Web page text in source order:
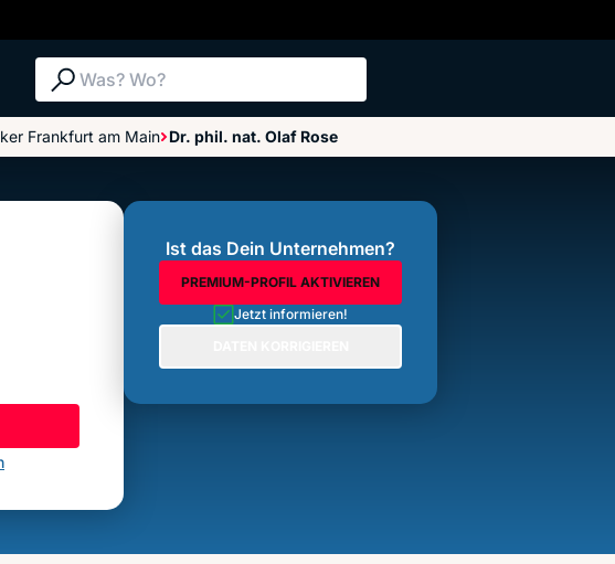
Suche: Was? Wo?
Frankfurt am Main Dr. phil. nat. Olaf Rose
Ist das Dein Unternehmen?
PREMIUM-PROFIL AKTIVIEREN
Jetzt informieren!